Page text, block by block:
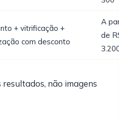
+ vitrificação +
com desconto
A
de
não imagens